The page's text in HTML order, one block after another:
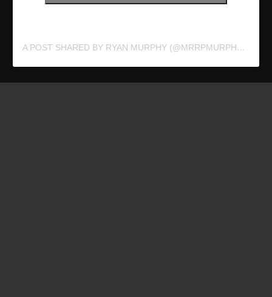
A POST SHARED BY RYAN MURPHY (@MRRPMURPHY)